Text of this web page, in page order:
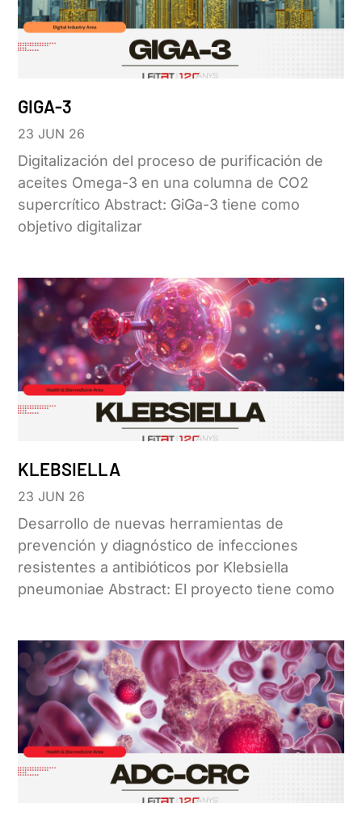
GIGA-3
23 JUN 26
Digitalización del proceso de purificación de
aceites Omega-3 en una columna de CO2
supercrítico Abstract: GiGa-3 tiene como
objetivo digitalizar
KLEBSIELLA
23 JUN 26
Desarrollo de nuevas herramientas de
prevención y diagnóstico de infecciones
resistentes a antibióticos por Klebsiella
pneumoniae Abstract: El proyecto tiene como